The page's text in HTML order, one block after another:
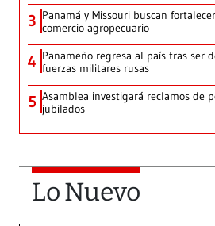
3 Panamá y Missouri buscan
comercio agropecuario
4 Panameño regresa al país tras ser
fuerzas militares rusas
5 Asamblea investigará reclamos de
jubilados
Lo Nuevo